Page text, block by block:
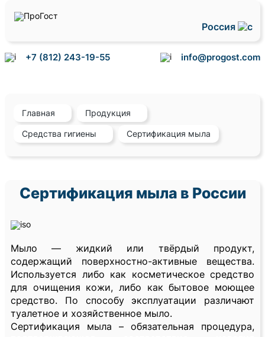
Россия
+7 (812) 243-19-55 info@progost.com
Главная Продукция
Средства гигиены Сертификация мыла
Сертификация мыла в России
Мыло — жидкий или твёрдый продукт,
содержащий поверхностно-активные вещества.
Используется либо как косметическое средство
для очищения кожи, либо как бытовое моющее
средство. По способу эксплуатации различают
туалетное и хозяйственное мыло.
Сертификация мыла – обязательная процедура,